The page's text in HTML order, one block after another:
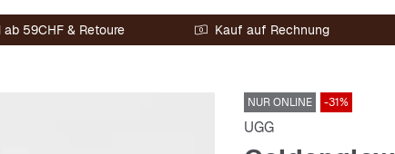
59CHF & Retoure Kauf auf Rechnung
NUR ONLINE -31%
UGG